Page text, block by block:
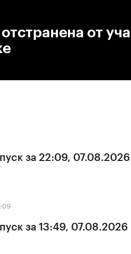
от
за 22:09, 07.08.2026
за 13:49, 07.08.2026